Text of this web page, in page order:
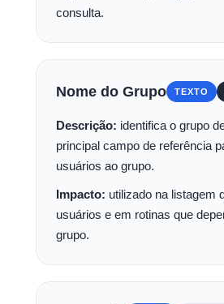
consulta.
Nome do Grupo TEXTO
Descrição: identifica o grupo
principal campo de referência
usuários ao grupo.
Impacto: utilizado na listagem
usuários e em rotinas que
grupo.